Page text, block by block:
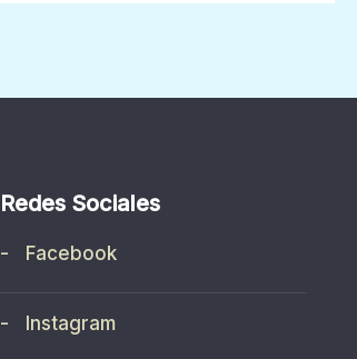
Redes Sociales
- Facebook
- Instagram